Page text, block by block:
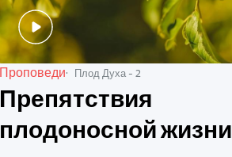
Проповеди Плод Духа - 2
Препятствия
плодоносной жизни